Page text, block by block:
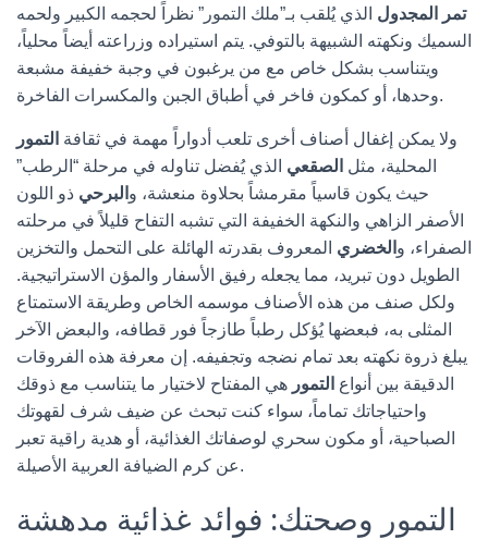
تمر المجدول الذي يُلقب بـ”ملك التمور” نظراً لحجمه الكبير ولحمه
السميك ونكهته الشبيهة بالتوفي. يتم استيراده وزراعته أيضاً محلياً،
ويتناسب بشكل خاص مع من يرغبون في وجبة خفيفة مشبعة
وحدها، أو كمكون فاخر في أطباق الجبن والمكسرات الفاخرة.
ولا يمكن إغفال أصناف أخرى تلعب أدواراً مهمة في ثقافة التمور
المحلية، مثل الصقعي الذي يُفضل تناوله في مرحلة “الرطب”
حيث يكون قاسياً مقرمشاً بحلاوة منعشة، و البرحي ذو اللون
الأصفر الزاهي والنكهة الخفيفة التي تشبه التفاح قليلاً في مرحلته
الصفراء، و الخضري المعروف بقدرته الهائلة على التحمل والتخزين
الطويل دون تبريد، مما يجعله رفيق الأسفار والمؤن الاستراتيجية.
ولكل صنف من هذه الأصناف موسمه الخاص وطريقة الاستمتاع
المثلى به، فبعضها يُؤكل رطباً طازجاً فور قطافه، والبعض الآخر
يبلغ ذروة نكهته بعد تمام نضجه وتجفيفه. إن معرفة هذه الفروقات
الدقيقة بين أنواع التمور هي المفتاح لاختيار ما يتناسب مع ذوقك
واحتياجاتك تماماً، سواء كنت تبحث عن ضيف شرف لقهوتك
الصباحية، أو مكون سحري لوصفاتك الغذائية، أو هدية راقية تعبر
عن كرم الضيافة العربية الأصيلة.
التمور وصحتك: فوائد غذائية مدهشة